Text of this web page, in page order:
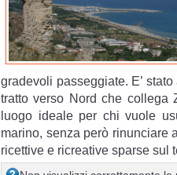
gradevoli passeggiate. E’
tratto verso Nord che collega
luogo ideale per chi vuole
marino, senza però rinunciare
ricettive e ricreative sparse sul